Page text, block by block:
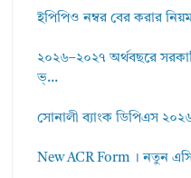
ইপিপিও নম্বর বের করার
২০২৬–২০২৭ অর্থবছরে
ভ্...
সোনালী ব্যাংক ডিপিএস
New ACR Form । নতুন